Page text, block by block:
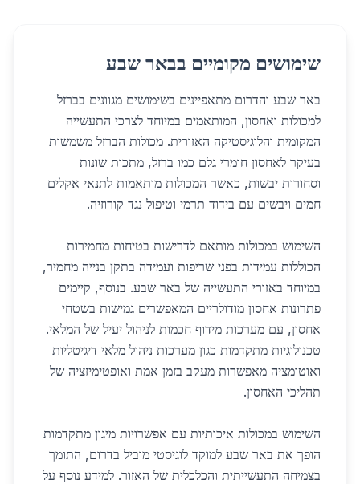
שימושים מקומיים בבאר שבע
באר שבע והדרום מתאפיינים בשימושים מגוונים בברזל
למכולות ואחסון, המותאמים במיוחד לצרכי התעשייה
המקומית והלוגיסטיקה האזורית. מכולות הברזל משמשות
בעיקר לאחסון חומרי גלם כמו ברזל, מתכות שונות
וסחורות יבשות, כאשר המכולות מותאמות לתנאי אקלים
חמים ויבשים עם בידוד תרמי וטיפול נגד קורוזיה.
השימוש במכולות מותאם לדרישות בטיחות מחמירות
הכוללות עמידות בפני שריפות ועמידה בתקן בנייה מחמיר,
במיוחד באזורי התעשייה של באר שבע. בנוסף, קיימים
פתרונות אחסון מודולריים המאפשרים גמישות בשטחי
אחסון, עם מערכות מידוף חכמות לניהול יעיל של המלאי.
טכנולוגיות מתקדמות כגון מערכות ניהול מלאי דיגיטליות
ואוטומציה מאפשרות מעקב בזמן אמת ואופטימיזציה של
תהליכי האחסון.
השימוש במכולות איכותיות עם אפשרויות מיגון מתקדמות
הופך את באר שבע למוקד לוגיסטי מוביל בדרום, התומך
בצמיחה התעשייתית והכלכלית של האזור. למידע נוסף על